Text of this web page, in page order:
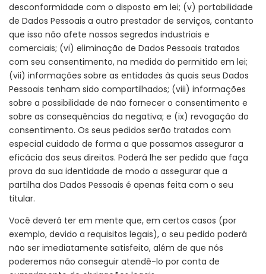
desconformidade com o disposto em lei; (v) portabilidade
de Dados Pessoais a outro prestador de serviços, contanto
que isso não afete nossos segredos industriais e
comerciais; (vi) eliminação de Dados Pessoais tratados
com seu consentimento, na medida do permitido em lei;
(vii) informações sobre as entidades às quais seus Dados
Pessoais tenham sido compartilhados; (viii) informações
sobre a possibilidade de não fornecer o consentimento e
sobre as consequências da negativa; e (ix) revogação do
consentimento. Os seus pedidos serão tratados com
especial cuidado de forma a que possamos assegurar a
eficácia dos seus direitos. Poderá lhe ser pedido que faça
prova da sua identidade de modo a assegurar que a
partilha dos Dados Pessoais é apenas feita com o seu
titular.
Você deverá ter em mente que, em certos casos (por
exemplo, devido a requisitos legais), o seu pedido poderá
não ser imediatamente satisfeito, além de que nós
poderemos não conseguir atendê-lo por conta de